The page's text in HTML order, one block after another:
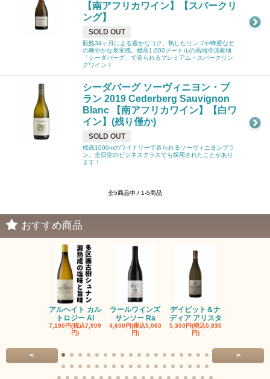
【南アフリカワイン】【スパークリ
ング】
SOLD OUT
瓶熟34ヶ月による豊かなコク、熟したリンゴや蜂蜜など
の爽やかな果実感。標高1,000メートルの高地冷涼産地
「シーダバーグ」で造られるプレミアム・スパークリン
グワイン！
シーダバーグ ソーヴィニヨン・ブ
ラン 2019 Cederberg Sauvignon
Blanc 【南アフリカワイン】【白ワ
イン】(残り僅か)
SOLD OUT
標高1000mのワイナリーで造られるソーヴィニヨンブラ
ン。全日空のビジネスクラスでも採用されたことがあり
ます！
全5商品中 / 1-5商品
おすすめ商品
アルヘイト カル
トロジー Al
7,190円(税込7,909
円)
ラールワインズ
サンソー Ra
4,600円(税込5,060
円)
デイビット＆ナ
ディア アリスタ
5,300円(税込5,830
円)
< >